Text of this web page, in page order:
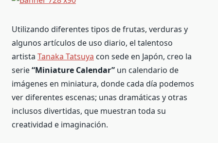
Utilizando diferentes tipos de frutas, verduras y
algunos artículos de uso diario, el talentoso
artista Tanaka Tatsuya con sede en Japón, creo la
serie“Miniature Calendar” un calendario de
imágenes en miniatura, donde cada día podemos
ver diferentes escenas; unas dramáticas y otras
inclusos divertidas, que muestran toda su
creatividad e imaginación.